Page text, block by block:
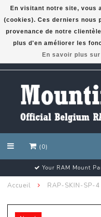
GARMIN GPS met een
(0)
Your RAM Mount
Accueil RAP-SKIN-SP-4
En visitant notre site, vous
(cookies). Ces derniers nous
provenance de notre
plus d'en améliorer les
En savoir plus